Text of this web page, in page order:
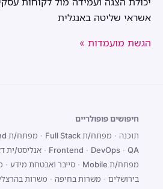
אשראי שליטה באנגלית
הגשת מועמדות »
חיפושים פופולריים
תוכנה · מפתח/ת Full Stack · מפתח/ת Backend
Frontend · DevOps · QA
· אנליסט/ית
מפתח/ת Mobile
· סייבר ואבטחת מידע ·
בירושלים · משרות בחיפה · משרות